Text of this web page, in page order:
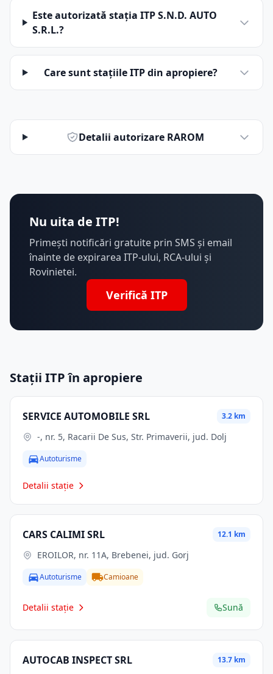
Este autorizată stația ITP S.N.D. AUTO
S.R.L.?
Care sunt stațiile ITP din apropiere?
Detalii autorizare RAROM
Nu uita de ITP!
Primești notificări gratuite prin SMS și email
înainte de expirarea ITP-ului, RCA-ului și
Rovinietei.
Verifică ITP
Stații ITP în apropiere
SERVICE AUTOMOBILE SRL 3.2 km
-, nr. 5, Racarii De Sus, Str. Primaverii, jud. Dolj
Autoturisme
Detalii stație
CARS CALIMI SRL 12.1 km
EROILOR, nr. 11A, Brebenei, jud. Gorj
Autoturisme Camioane
Detalii stație Sună
AUTOCAB INSPECT SRL 13.7 km